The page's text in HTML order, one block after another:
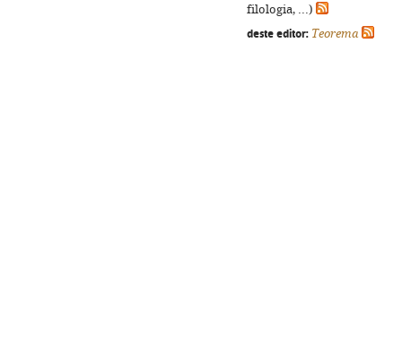
filologia, ...)
deste editor: Teorema